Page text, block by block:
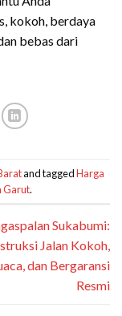
kokoh, berdaya
bebas dari
and taggedHarga
Garut.
Sukabumi:
Jalan Kokoh,
dan Bergaransi
Resmi